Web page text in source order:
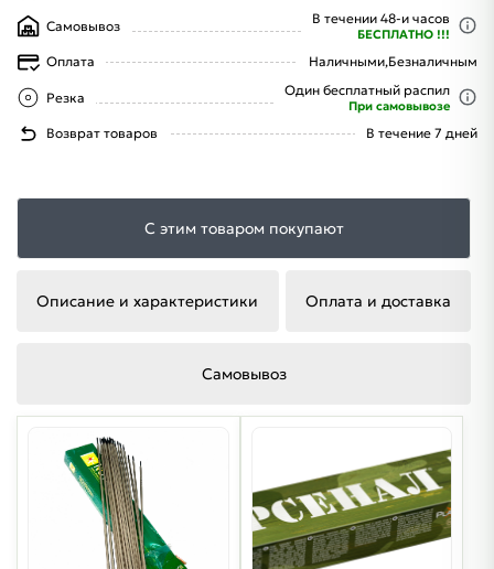
Самовывоз В течении 48-и часов
БЕСПЛАТНО !!!
Оплата Наличными,Безналичным
Резка Один бесплатный распил
При самовывозе
Возврат товаров В течение 7 дней
С этим товаром покупают
Описание и характеристики Оплата и доставка
Самовывоз